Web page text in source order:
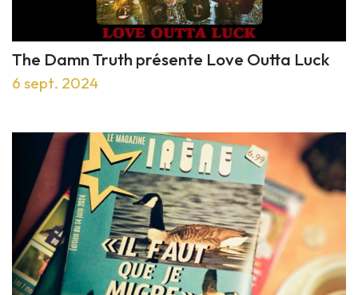
The Damn Truth présente Love Outta Luck
6 sept. 2024